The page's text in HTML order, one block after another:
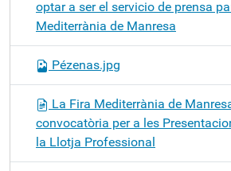
optar a ser el servicio de prensa
Mediterrània de Manresa
Pézenas.jpg
La Fira Mediterrània de
convocatòria per a les
la Llotja Professional